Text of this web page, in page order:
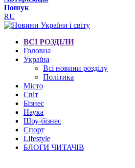
Пошук
RU
ВСІ РОЗДІЛИ
Головна
Україна
Всі новини розділу
Політика
Місто
Світ
Бізнес
Наука
Шоу-бізнес
Спорт
Lifestyle
БЛОГИ ЧИТАЧІВ